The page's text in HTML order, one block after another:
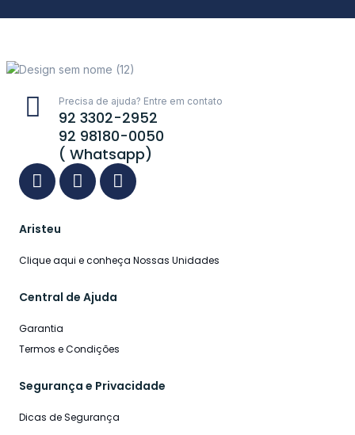
Precisa de ajuda? Entre em contato
92 3302-2952
92 98180-0050
( Whatsapp)
Aristeu
Clique aqui e conheça Nossas Unidades
Central de Ajuda
Garantia
Termos e Condições
Segurança e Privacidade
Dicas de Segurança